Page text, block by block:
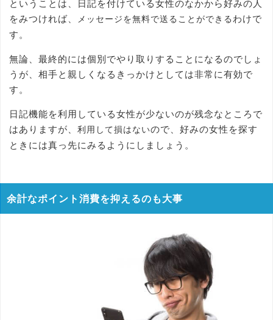
ということは、日記を付けている女性のなかから好みの人
をみつければ、
メッセージを無料で送ることができる わけで
す。
無論、最終的には個別でやり取りすることになるのでしょ
うが、相手と親しくなるきっかけとしては非常に有効で
す。
日記機能を利用している女性が少ないのが残念なところで
はありますが、 利用して損はないので、好みの女性を探す
ときには真っ先にみるようにしましょう。
余計なポイント消費を抑えるのも大事